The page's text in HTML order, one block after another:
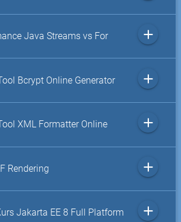
Java Streams vs For add
Bcrypt Online Generator add
XML Formatter Online add
Rendering add
Jakarta EE 8 Full Platform add